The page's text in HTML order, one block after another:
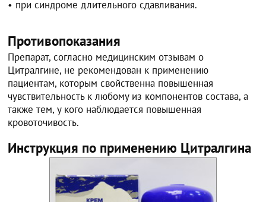
• при синдроме длительного сдавливания.
Противопоказания
Препарат, согласно медицинским отзывам о
Цитралгине, не рекомендован к применению
пациентам, которым свойственна повышенная
чувствительность к любому из компонентов состава, а
также тем, у кого наблюдается повышенная
кровоточивость.
Инструкция по применению Цитралгина